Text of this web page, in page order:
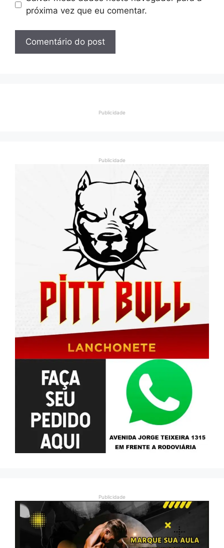
próxima vez que eu comentar.
Publicidade
Publicidade
Publicidade